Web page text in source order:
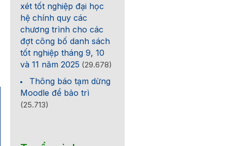
xét tốt nghiệp đại học
hệ chính quy các
chương trình cho các
đợt công bố danh sách
tốt nghiệp tháng 9, 10
và 11 năm 2025 (29.678)
Thông báo tạm dừng
Moodle để bảo trì
(25.713)